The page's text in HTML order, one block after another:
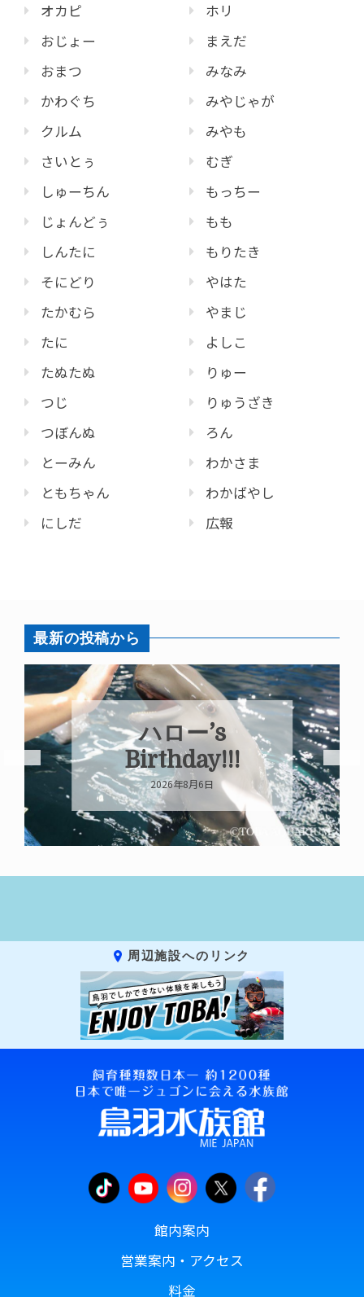
オカピ
おじょー
おまつ
かわぐち
クルム
さいとぅ
しゅーちん
じょんどぅ
しんたに
そにどり
たかむら
たに
たぬたぬ
つじ
つぼんぬ
とーみん
ともちゃん
にしだ
ホリ
まえだ
みなみ
みやじゃが
みやも
むぎ
もっちー
もも
もりたき
やはた
やまじ
よしこ
りゅー
りゅうざき
ろん
わかさま
わかばやし
広報
最新の投稿から
ハロー’s
Birthday!!!
2026年8月6日
周辺施設へのリンク
館内案内
営業案内・アクセス
料金